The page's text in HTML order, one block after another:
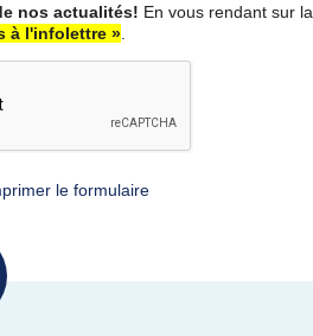
nos actualités! En vous rendant sur la
à l'infolettre ».
le formulaire